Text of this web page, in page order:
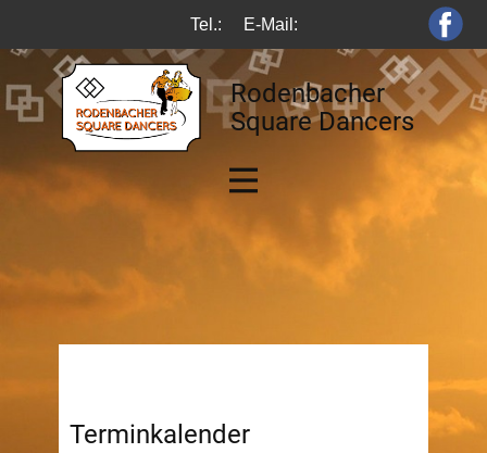
Tel.: E-Mail:
Rodenbacher
Square Dancers
Terminkalender